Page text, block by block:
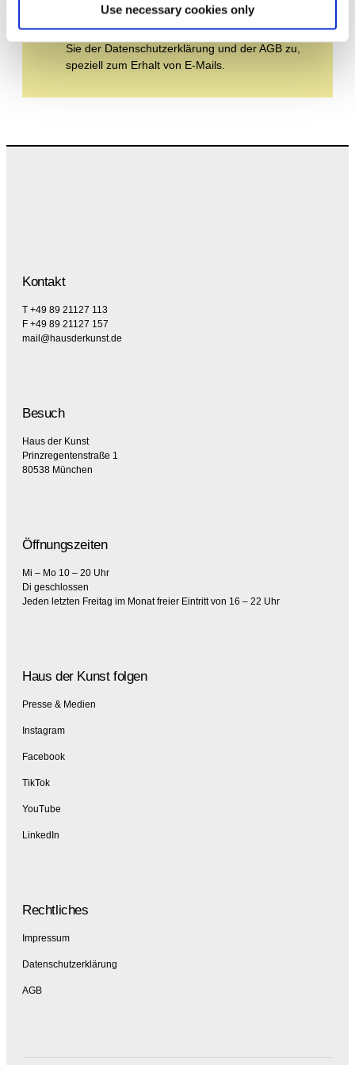
Use necessary cookies only
Durch Ihre Anmeldung zum Newsletter stimmen
Sie der Datenschutzerklärung und der AGB zu,
speziell zum Erhalt von E-Mails.
Kontakt
T +49 89 21127 113
F +49 89 21127 157
mail@hausderkunst.de
Besuch
Haus der Kunst
Prinzregentenstraße 1
80538 München
Öffnungszeiten
Mi – Mo 10 – 20 Uhr
Di geschlossen
Jeden letzten Freitag im Monat freier Eintritt von 16 – 22 Uhr
Haus der Kunst folgen
Presse & Medien
Instagram
Facebook
TikTok
YouTube
LinkedIn
Rechtliches
Impressum
Datenschutzerklärung
AGB